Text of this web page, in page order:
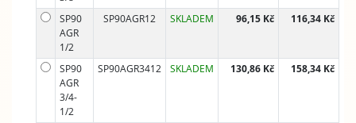
SP90
AGR
1/2
SP90AGR12 SKLADEM 96,15 Kč 116,34 Kč
SP90
AGR
3/4-
1/2
SP90AGR3412 SKLADEM 130,86 Kč 158,34 Kč